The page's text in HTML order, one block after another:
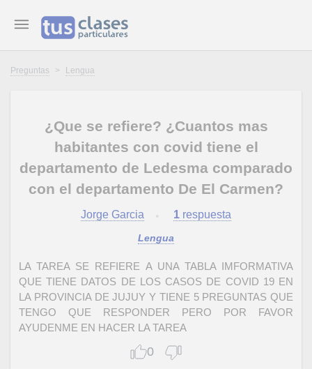
Preguntas > Lengua
¿Que se refiere? ¿Cuantos mas
habitantes con covid tiene el
departamento de Ledesma comparado
con el departamento De El Carmen?
Jorge Garcia 1 respuesta
Lengua
LA TAREA SE REFIERE A UNA TABLA IMFORMATIVA
QUE TIENE DATOS DE LOS CASOS DE COVID 19 EN
LA PROVINCIA DE JUJUY Y TIENE 5 PREGUNTAS QUE
TENGO QUE RESPONDER PERO POR FAVOR
AYUDENME EN HACER LA TAREA
0